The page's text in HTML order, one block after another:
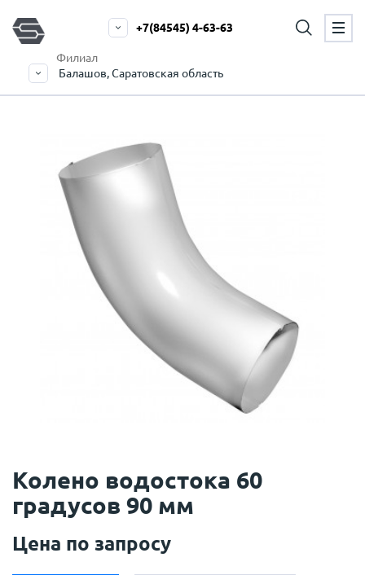
Филиал
Балашов, Саратовская область
+7(84545) 4-63-63
Колено водостока 60
градусов 90 мм
Цена по запросу